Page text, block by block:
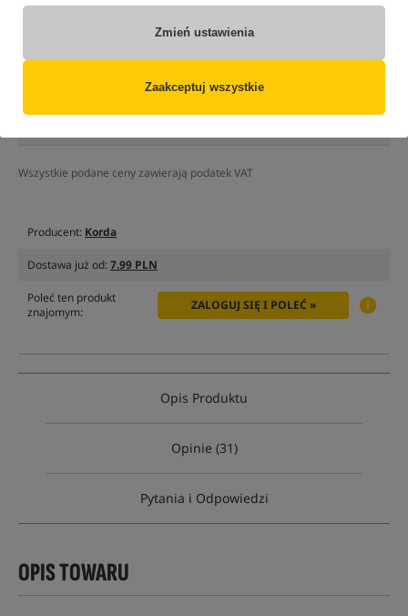
Zmień ustawienia
Zaakceptuj wszystkie
Wszystkie podane ceny zawierają podatek VAT
Producent: Korda
Dostawa już od:7.99 PLN
Poleć ten produkt
znajomym:
ZALOGUJ SIĘ I POLEĆ »
Opis Produktu
Opinie (31)
Pytania i Odpowiedzi
OPIS TOWARU